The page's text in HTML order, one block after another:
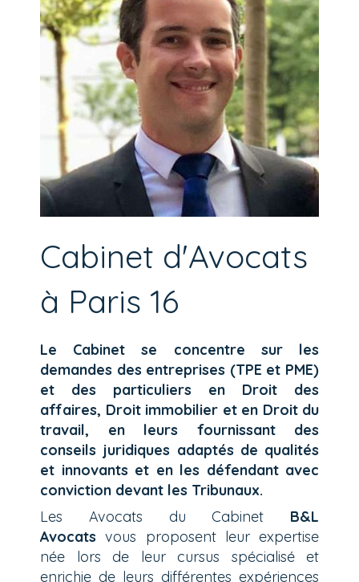
Cabinet d'Avocats
à Paris 16
Le Cabinet se concentre sur les
demandes des entreprises (TPE et PME)
et des particuliers en Droit des
affaires, Droit immobilier et en Droit du
travail, en leurs fournissant des
conseils juridiques adaptés de qualités
et innovants et en les défendant avec
conviction devant les Tribunaux.
Les Avocats du Cabinet B&L
Avocats vous proposent leur expertise
née lors de leur cursus spécialisé et
enrichie de leurs différentes expériences